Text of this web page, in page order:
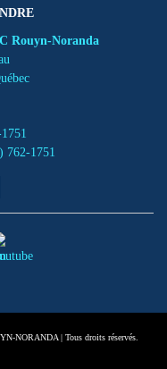
Rouyn-Noranda
762-1751
NORANDA| Tous droits réservés.